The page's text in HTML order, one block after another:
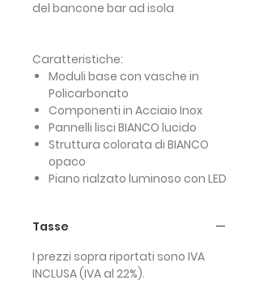
del bancone bar ad isola
Caratteristiche:
Moduli base con vasche in
Policarbonato
Componenti in Acciaio Inox
Pannelli lisci BIANCO lucido
Struttura colorata di BIANCO
opaco
Piano rialzato luminoso con LED
Tasse
I prezzi sopra riportati sono IVA
INCLUSA (IVA al 22%).